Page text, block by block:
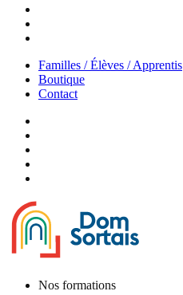
Familles / Élèves / Apprentis
Boutique
Contact
Nos formations